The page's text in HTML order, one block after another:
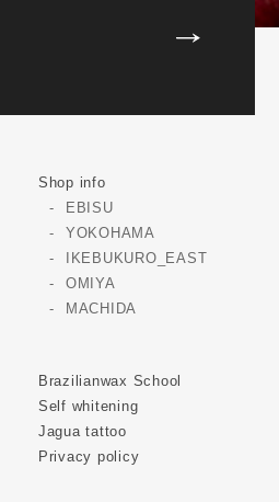
Shop info
EBISU
YOKOHAMA
IKEBUKURO_EAST
OMIYA
MACHIDA
Brazilianwax School
Self whitening
Jagua tattoo
Privacy policy